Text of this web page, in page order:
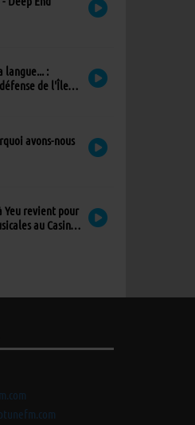
langue... :
de l'Île
avons-nous
Yeu revient pour
au Casino,